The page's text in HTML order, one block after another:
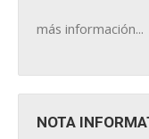
más información...
NOTA